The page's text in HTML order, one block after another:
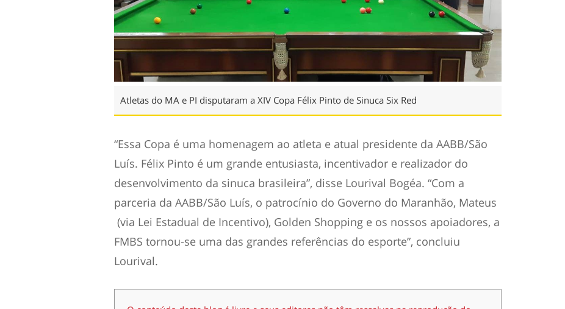
Atletas do MA e PI disputaram a XIV Copa Félix Pinto de Sinuca Six Red
“Essa Copa é uma homenagem ao atleta e atual presidente da AABB/São
Luís. Félix Pinto é um grande entusiasta, incentivador e realizador do
desenvolvimento da sinuca brasileira”, disse Lourival Bogéa. “Com a
parceria da AABB/São Luís, o patrocínio do Governo do Maranhão, Mateus
(via Lei Estadual de Incentivo), Golden Shopping e os nossos apoiadores, a
FMBS tornou-se uma das grandes referências do esporte”, concluiu
Lourival.